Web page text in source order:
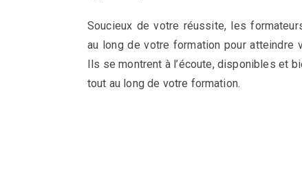
Soucieux de votre réussite, les
au long de votre formation pour atteindre
Ils se montrent à l’écoute, disponibles et
tout au long de votre formation.